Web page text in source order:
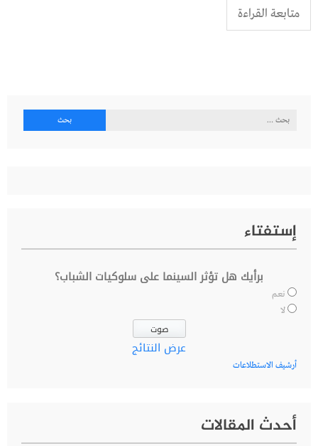
متابعة القراءة
البحث
إستفتاء
برأيك هل تؤثر السينما على سلوكيات الشباب؟
نعم
لا
عرض النتائج
أرشيف الاستطلاعات
أحدث المقالات